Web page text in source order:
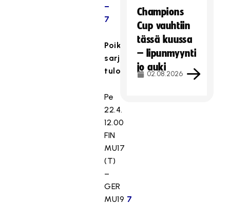
–
7
Poikien
sarjan
tulokset
Pe
22.4.
12.00
FIN
MU17
(T)
–
GER
MU19 7
Champions
Cup vauhtiin
tässä kuussa
– lipunmyynti
jo auki
02.08.2026